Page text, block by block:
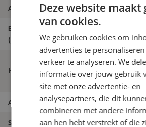
Aantal vezels Simplex
Buitendiameter
(mm)
Itemnaam
Patchkabel easy-
SC/APC-SC/PC,
voor-/naspanhaspel
Artikelnummer M20000680
Soort product Patchkabel
Deze website maakt
van cookies.
We gebruiken cookies om
advertenties te
verkeer te analyseren. We
informatie over jouw gebruik
site met onze advertentie- en
analysepartners, die dit
combineren met andere
aan hen hebt verstrekt of die